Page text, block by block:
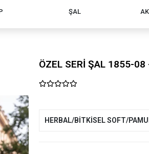
ŞAL
ÖZEL SERİ ŞAL 1855-
HERBAL/BİTKİSEL SOFT/